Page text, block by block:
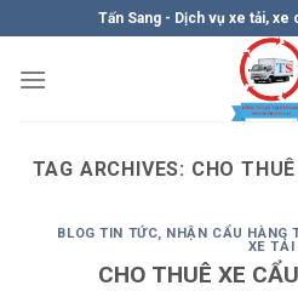
content
Tấn Sang - Dịch vụ xe tải, xe
TAG ARCHIVES: CHO
BLOG TIN TỨC, NHẬN CẨU HÀNG
XE TẢI
CHO THUÊ XE